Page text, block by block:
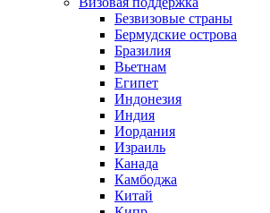
Безвизовые страны
Бермудские острова
Бразилия
Вьетнам
Египет
Индонезия
Индия
Иордания
Израиль
Канада
Камбоджа
Китай